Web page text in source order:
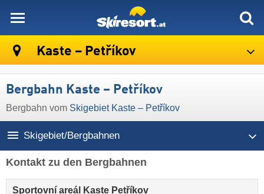
Kaste – Petříkov
Bergbahn Kaste – Petříkov
Bergbahn vom Skigebiet Kaste – Petříkov
Skigebiet/Bergbahnen
Kontakt zu den Bergbahnen
Sportovní areál Kaste Petříkov